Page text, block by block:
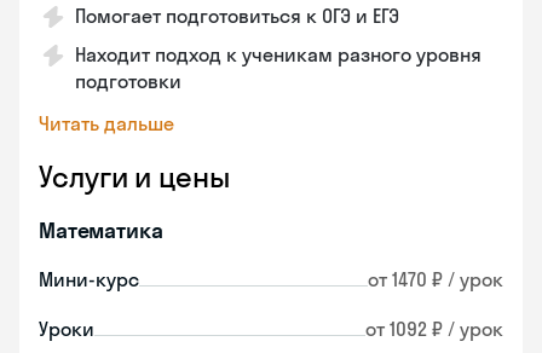
Помогает подготовиться к ОГЭ и ЕГЭ
Находит подход к ученикам разного уровня
подготовки
Читать дальше
Услуги и цены
Математика
Мини-курс от 1470 ₽ / урок
Уроки от 1092 ₽ / урок